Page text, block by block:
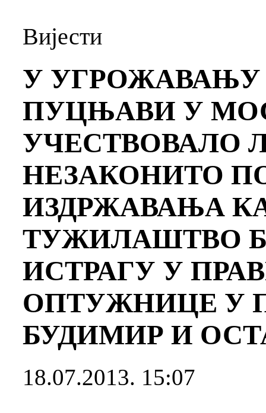
Вијести
У УГРОЖАВАЊУ
ПУЦЊАВИ У
УЧЕСТВОВАЛО
НЕЗАКОНИТО
ИЗДРЖАВАЊА
ТУЖИЛАШТВО
ИСТРАГУ У
ОПТУЖНИЦЕ У
БУДИМИР И
18.07.2013. 15:07